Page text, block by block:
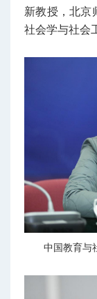
新教授，北京
社会学与社会
中国教育与